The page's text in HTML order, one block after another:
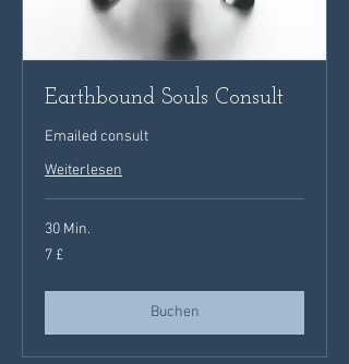
Earthbound Souls Consult
Emailed consult
Weiterlesen
30 Min.
7
Britische
7 £
Buchen